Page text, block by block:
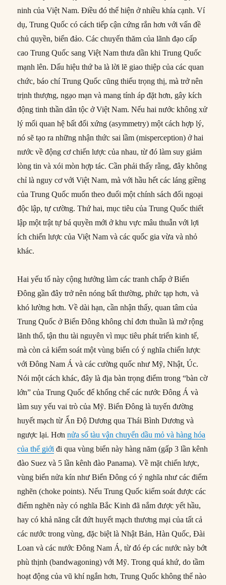
ninh của Việt Nam. Điều đó thể hiện ở nhiều khía cạnh. Ví
dụ, Trung Quốc có cách tiếp cận cứng rắn hơn với vấn đề
chủ quyền, biển đảo. Các chuyến thăm của lãnh đạo cấp
cao Trung Quốc sang Việt Nam thưa dần khi Trung Quốc
mạnh lên. Dấu hiệu thứ ba là lời lẽ giao thiệp của các quan
chức, báo chí Trung Quốc cũng thiếu trọng thị, mà trở nên
trịnh thượng, ngạo mạn và mang tính áp đặt hơn, gây kích
động tinh thần dân tộc ở Việt Nam. Nếu hai nước không xử
lý mối quan hệ bất đối xứng (asymmetry) một cách hợp lý,
nó sẽ tạo ra những nhận thức sai lầm (misperception) ở hai
nước về động cơ chiến lược của nhau, từ đó làm suy giảm
lòng tin và xói mòn hợp tác. Cần phải thấy rằng, đây không
chỉ là nguy cơ với Việt Nam, mà với hầu hết các láng giềng
của Trung Quốc muốn theo đuổi một chính sách đối ngoại
độc lập, tự cường. Thứ hai, mục tiêu của Trung Quốc thiết
lập một trật tự bá quyền mới ở khu vực mâu thuẫn với lợi
ích chiến lược của Việt Nam và các quốc gia vừa và nhỏ
khác.
Hai yếu tố này cộng hưởng làm các tranh chấp ở Biển
Đông gần đây trở nên nóng bất thường, phức tạp hơn, và
khó lường hơn. Về dài hạn, cần nhận thấy, quan tâm của
Trung Quốc ở Biển Đông không chỉ đơn thuần là mở rộng
lãnh thổ, tận thu tài nguyên vì mục tiêu phát triển kinh tế,
mà còn cả kiểm soát một vùng biển có ý nghĩa chiến lược
với Đông Nam Á và các cường quốc như Mỹ, Nhật, Úc.
Nói một cách khác, đây là địa bàn trọng điểm trong “bàn cờ
lớn” của Trung Quốc để khống chế các nước Đông Á và
làm suy yếu vai trò của Mỹ. Biển Đông là tuyến đường
huyết mạch từ Ấn Độ Dương qua Thái Bình Dương và
ngược lại. Hơnnửa số tàu vận chuyển dầu mỏ và hàng hóa
của thế giới đi qua vùng biển này hàng năm (gấp 3 lần kênh
đào Suez và 5 lần kênh đào Panama). Về mặt chiến lược,
vùng biển nửa kín như Biển Đông có ý nghĩa như các điểm
nghẽn (choke points). Nếu Trung Quốc kiểm soát được các
điểm nghẽn này có nghĩa Bắc Kinh đã nắm được yết hầu,
hay có khả năng cắt đứt huyết mạch thương mại của tất cả
các nước trong vùng, đặc biệt là Nhật Bản, Hàn Quốc, Đài
Loan và các nước Đông Nam Á, từ đó ép các nước này bớt
phù thịnh (bandwagoning) với Mỹ. Trong quá khứ, do tầm
hoạt động của vũ khí ngắn hơn, Trung Quốc không thể nào